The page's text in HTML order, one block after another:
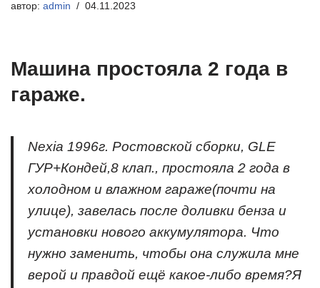
автор: admin 04.11.2023
Машина простояла 2 года в
гараже.
Nexia 1996г. Ростовской сборки, GLE
ГУР+Кондей,8 клап., простояла 2 года в
холодном и влажном гараже(почти на
улице), завелась после доливки бенза и
установки нового аккумулятора. Что
нужно заменить, чтобы она служила мне
верой и правдой ещё какое-либо время?Я